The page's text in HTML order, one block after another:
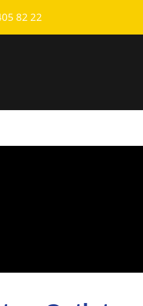
82 22